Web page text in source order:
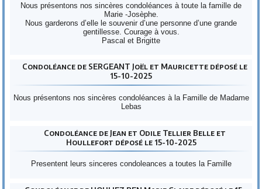
Nous présentons nos sincères condoléances à toute la famille de
Marie -Josèphe.
Nous garderons d’elle le souvenir d’une personne d’une grande
gentillesse. Courage à vous.
Pascal et Brigitte
Condoléance de SERGEANT Joël et Mauricette déposé le
15-10-2025
Nous présentons nos sincères condoléances à la Famille de Madame
Lebas
Condoléance de Jean et Odile Tellier Belle et
Houllefort déposé le 15-10-2025
Presentent leurs sinceres condoleances a toutes la Famille